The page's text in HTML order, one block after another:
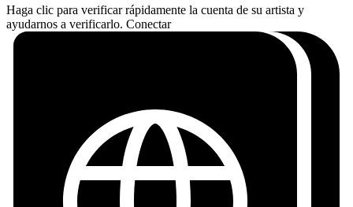
Haga clic para verificar rápidamente la cuenta de su artista y
ayudarnos a verificarlo. Conectar